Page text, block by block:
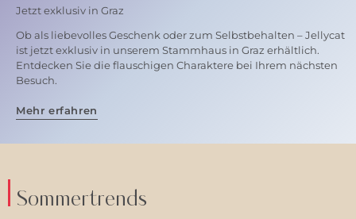
Jetzt exklusiv in Graz
Ob als liebevolles Geschenk oder zum Selbstbehalten – Jellycat
ist jetzt exklusiv in unserem Stammhaus in Graz erhältlich.
Entdecken Sie die flauschigen Charaktere bei Ihrem nächsten
Besuch.
Mehr erfahren
Sommertrends